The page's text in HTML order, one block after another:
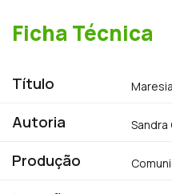
Ficha Técnica
Título
Autoria Sandra
Produção